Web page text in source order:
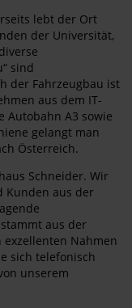
lebt der Ort
der Universität,
sind
der Fahrzeugbau ist
aus dem IT-
Autobahn A3 sowie
gelangt man
Österreich.
Schneider. Wir
Kunden aus der
aus der
Nahmen
sich telefonisch
unserem